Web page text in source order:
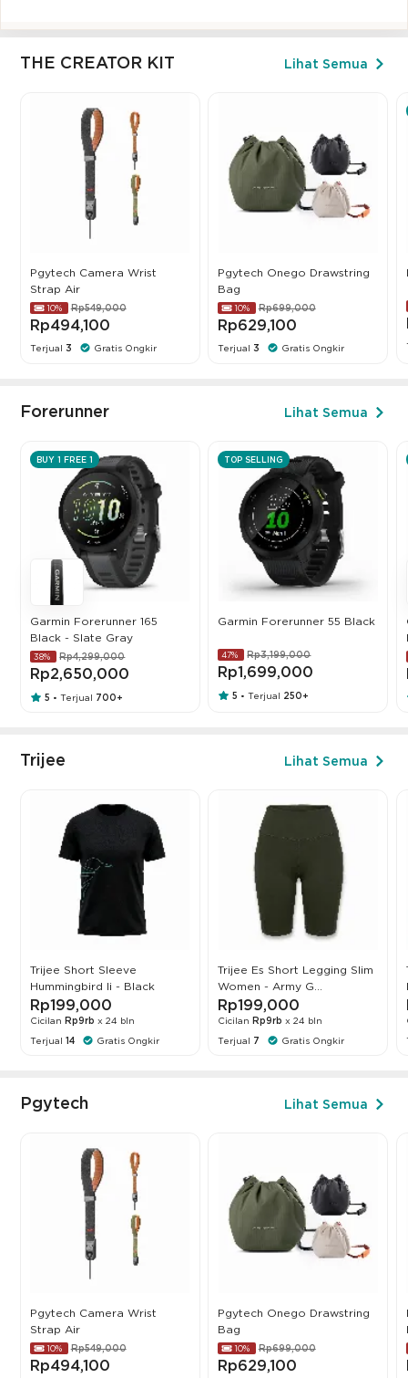
THE CREATOR KIT Lihat Semua
Pgytech Camera Wrist
Strap Air
10% Rp549,000
Rp494,100
Terjual3 Gratis Ongkir
Pgytech Onego Drawstring
Bag
10% Rp699,000
Rp629,100
Terjual3 Gratis Ongkir
Forerunner Lihat Semua
BUY 1 FREE 1
Garmin Forerunner 165
Black - Slate Gray
38% Rp4,299,000
Rp2,650,000
5 • Terjual 700+
TOP SELLING
Garmin Forerunner 55 Black
47% Rp3,199,000
Rp1,699,000
5 • Terjual 250+
Trijee Lihat Semua
Trijee Short Sleeve
Hummingbird Ii - Black
Rp199,000
Cicilan Rp9rb x 24 bln
Terjual14 Gratis Ongkir
Trijee Es Short Legging Slim
Women - Army G...
Rp199,000
Cicilan Rp9rb x 24 bln
Terjual 7 Gratis Ongkir
Pgytech Lihat Semua
Pgytech Camera Wrist
Strap Air
10% Rp549,000
Rp494,100
Pgytech Onego Drawstring
Bag
10% Rp699,000
Rp629,100